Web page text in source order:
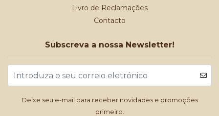
Livro de Reclamações
Contacto
Subscreva a nossa Newsletter!
Deixe seu e-mail para receber novidades e promoções
primeiro.